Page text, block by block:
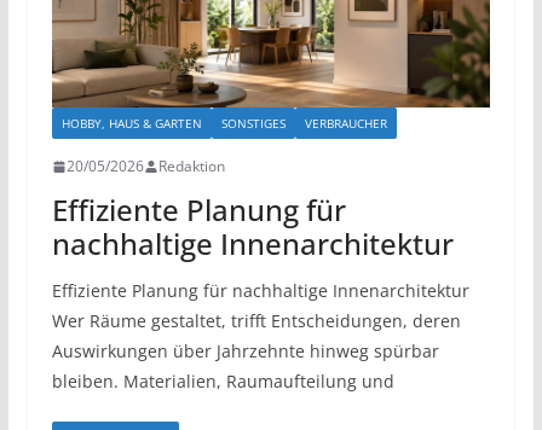
HOBBY, HAUS & GARTEN SONSTIGES VERBRAUCHER
20/05/2026 Redaktion
Effiziente Planung für
nachhaltige Innenarchitektur
Effiziente Planung für nachhaltige Innenarchitektur
Wer Räume gestaltet, trifft Entscheidungen, deren
Auswirkungen über Jahrzehnte hinweg spürbar
bleiben. Materialien, Raumaufteilung und